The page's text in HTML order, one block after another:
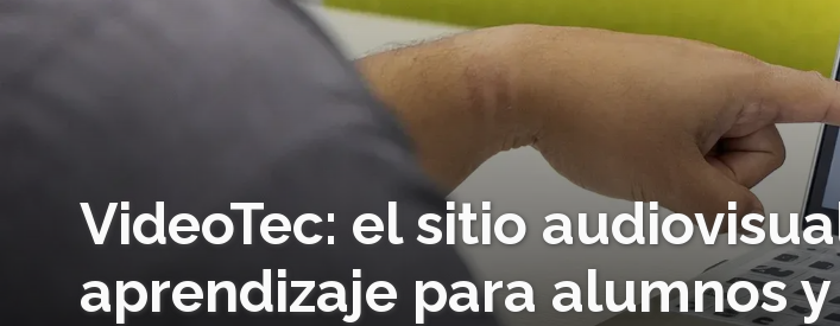
VideoTec: el sitio
aprendizaje para alumnos